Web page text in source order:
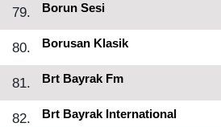
79. Borun Sesi
80. Borusan Klasik
81. Brt Bayrak Fm
82. Brt Bayrak International